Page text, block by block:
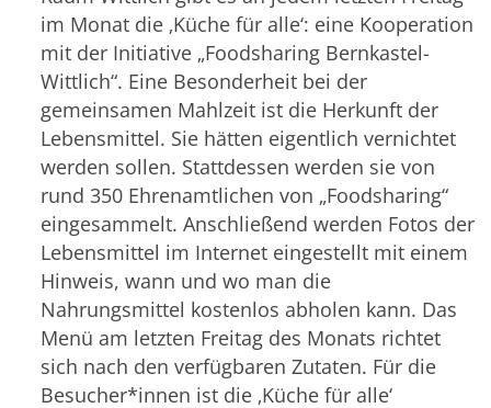
im Monat die ‚Küche für alle‘: eine Kooperation
mit der Initiative „Foodsharing Bernkastel-
Wittlich“. Eine Besonderheit bei der
gemeinsamen Mahlzeit ist die Herkunft der
Lebensmittel. Sie hätten eigentlich vernichtet
werden sollen. Stattdessen werden sie von
rund 350 Ehrenamtlichen von „Foodsharing“
eingesammelt. Anschließend werden Fotos der
Lebensmittel im Internet eingestellt mit einem
Hinweis, wann und wo man die
Nahrungsmittel kostenlos abholen kann. Das
Menü am letzten Freitag des Monats richtet
sich nach den verfügbaren Zutaten. Für die
Besucher*innen ist die ‚Küche für alle‘